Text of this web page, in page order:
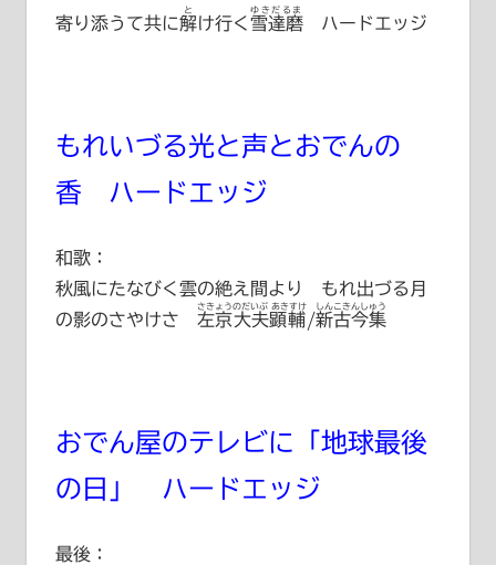
寄り添うて共に解
と
け行く 雪達磨
ゆきだるま
ハードエッジ
もれいづる光と声とおでんの
香 ハードエッジ
和歌：
秋風にたなびく雲の絶え間より もれ出づる月
の影のさやけさ 左京大夫顕輔
さきょうのだいぶ あきすけ
/新古今集
しんこきんしゅう
おでん屋のテレビに「地球最後
の日」 ハードエッジ
最後：